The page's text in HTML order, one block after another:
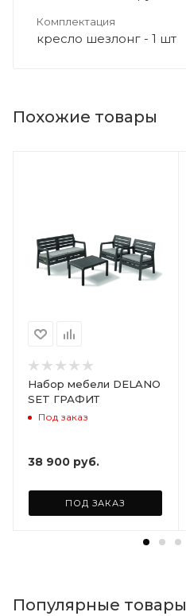
Комплектация
кресло шезлонг - 1 шт
Похожие товары
Набор мебели DELANO
SET ГРАФИТ
Под заказ
38 900 руб.
ПОД ЗАКАЗ
Популярные товары